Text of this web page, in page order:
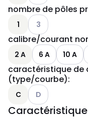
nombre de pôles
1 Voir les options
3
calibre/courant
2 A 6 A 10 A
caractéristique de
(type/courbe):
C Voir les options
D